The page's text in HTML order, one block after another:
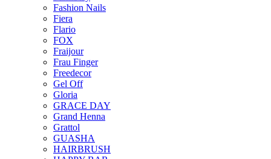
Fashion Nails
Fiera
Flario
FOX
Fraijour
Frau Finger
Freedecor
Gel Off
Gloria
GRACE DAY
Grand Henna
Grattol
GUASHA
HAIRBRUSH